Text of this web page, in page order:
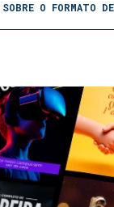
O FORMATO